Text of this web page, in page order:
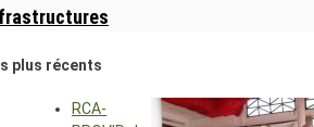
plus récents
RCA-